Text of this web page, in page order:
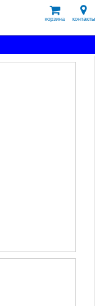
корзина контакты